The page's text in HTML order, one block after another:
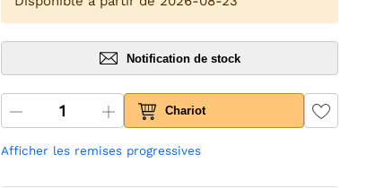
Notification de stock
Chariot
Afficher les remises progressives